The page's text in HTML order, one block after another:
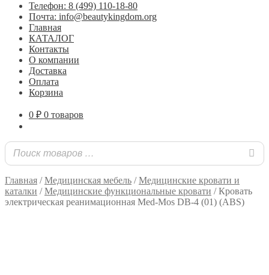
Телефон: 8 (499) 110-18-80
Почта: info@beautykingdom.org
Главная
КАТАЛОГ
Контакты
О компании
Доставка
Оплата
Корзина
0 ₽ 0 товаров
Главная /Медицинская мебель /Медицинские кровати и
каталки /Медицинские функциональные кровати /Кровать
электрическая реанимационная Med-Mos DB-4 (01) (ABS)